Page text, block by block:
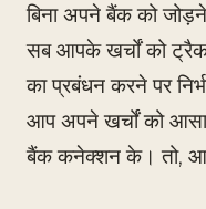
बिना अपने बैंक को
सब आपके खर्चों को ट्रैक
का प्रबंधन करने पर
आप अपने खर्चों को
बैंक कनेक्शन के। तो,